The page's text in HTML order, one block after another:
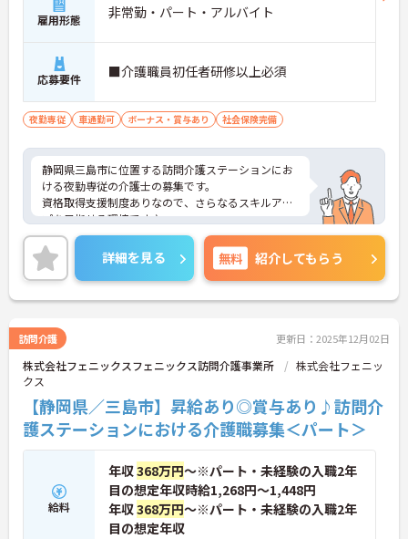
雇用形態 非常勤・パート・アルバイト
応募要件 ■介護職員初任者研修以上必須
夜勤専従 車通勤可 ボーナス・賞与あり 社会保険完備
静岡県三島市に位置する訪問介護ステーションにお
ける夜勤専従の介護士の募集です。
資格取得支援制度ありなので、さらなるスキルアッ
プを目指せる環境です♪
産休・育休制度や、子育て支援補助金制度など、長
く働ける福利厚生が整っています◎
ご興味のある方には面接ポイントなどお伝えします
ので、お気軽にお問い合わせください！
詳細を見る 無料 紹介してもらう
訪問介護 更新日：2025年12月02日
株式会社フェニックスフェニックス訪問介護事業所
株式会社フェニッ
クス
【静岡県／三島市】昇給あり◎賞与あり♪訪問介
護ステーションにおける介護職募集＜パート＞
給料
年収368万円～※パート・未経験の入職2年
目の想定年収時給1,268円～1,448円
年収368万円～※パート・未経験の入職2年
目の想定年収